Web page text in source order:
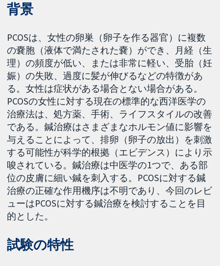
背景
PCOSは、女性の卵巣（卵子を作る器官）に複数
の嚢胞（液体で満たされた嚢）ができ、月経（生
理）の頻度が低い、または非常に軽い、受胎（妊
娠）の失敗、過度に髪が伸びるなどの特徴があ
る。女性は症状がある場合とない場合がある。
PCOSの女性に対する現在の標準的な西洋医学の
治療法は、処方薬、手術、ライフスタイルの改善
である。鍼治療はさまざまなホルモン値に影響を
与えることによって、排卵（卵子の放出）を刺激
する可能性が科学的根拠（エビデンス）により示
唆されている。鍼治療は中医学の1つで、ある部
位の皮膚に細い鍼を刺入する。PCOSに対する鍼
治療の正確な作用機序は不明であり、今回のレビ
ューはPCOSに対する鍼治療を検討することを目
的とした。
試験の特性